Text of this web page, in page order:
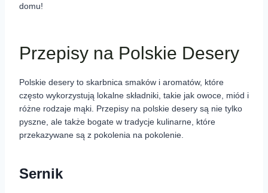
domu!
Przepisy na Polskie Desery
Polskie desery to skarbnica smaków i aromatów, które
często wykorzystują lokalne składniki, takie jak owoce, miód i
różne rodzaje mąki. Przepisy na polskie desery są nie tylko
pyszne, ale także bogate w tradycje kulinarne, które
przekazywane są z pokolenia na pokolenie.
Sernik